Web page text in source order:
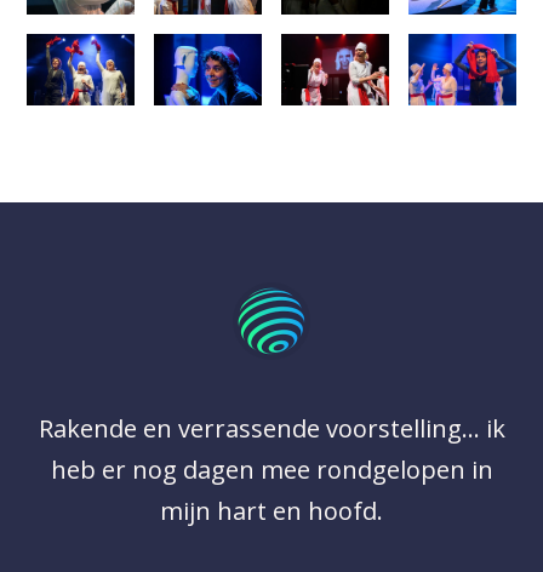
Rakende en verrassende voorstelling... ik
heb er nog dagen mee rondgelopen in
mijn hart en hoofd.